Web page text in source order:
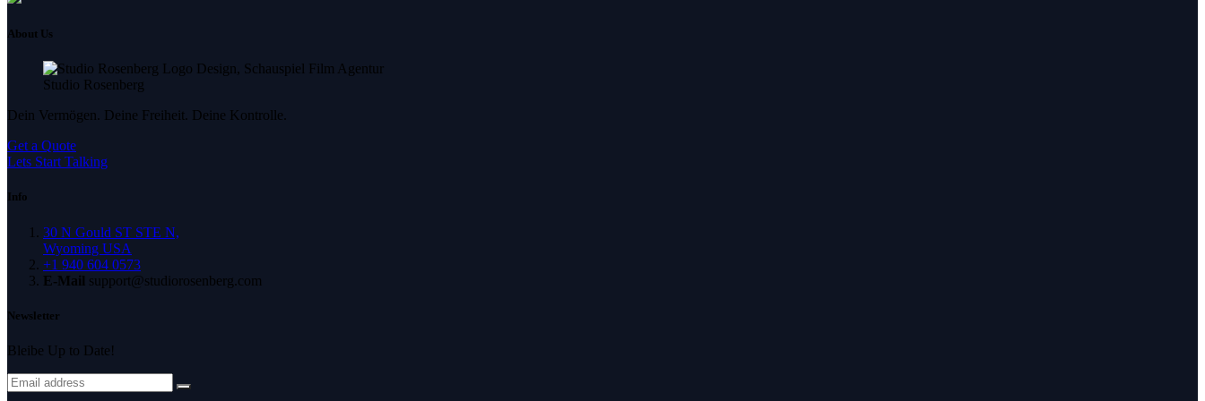
About Us
Studio Rosenberg
Dein Vermögen. Deine Freiheit. Deine Kontrolle.
Get a Quote
Lets Start Talking
Info
30 N Gould ST STE N,
Wyoming USA
+1 940 604 0573
E-Mail support@studiorosenberg.com
Newsletter
Bleibe Up to Date!